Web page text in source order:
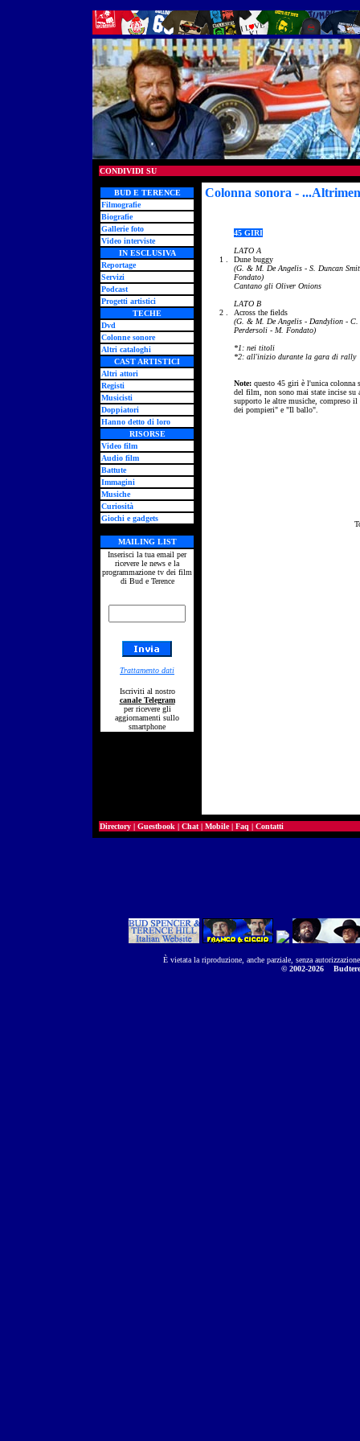
CONDIVIDI SU
BUD E TERENCE
Filmografie
Biografie
Gallerie foto
Video interviste
IN ESCLUSIVA
Reportage
Servizi
Podcast
Progetti artistici
TECHE
Dvd
Colonne sonore
Altri cataloghi
CAST ARTISTICI
Altri attori
Registi
Musicisti
Doppiatori
Hanno detto di loro
RISORSE
Video film
Audio film
Battute
Immagini
Musiche
Curiosità
Giochi e gadgets
MAILING LIST
Inserisci la tua email per
ricevere le news e la
programmazione tv dei film
di Bud e Terence
Trattamento dati
Iscriviti al nostro
canale Telegram
per ricevere gli
aggiornamenti sullo
smartphone
Colonna sonora -
1 .
2 .
45 GIRI
LATO A
Dune buggy
(G. & M. De Angelis - S. Duncan
Fondato)
Cantano gli Oliver Onions
LATO B
Across the fields
(G. & M. De Angelis - Dandylion - C.
Perdersoli - M. Fondato)
*1: nei titoli
*2: all'inizio durante la gara di rally
Note: questo 45 giri è l'unica colonna
del film, non sono mai state incise su
supporto le altre musiche, compreso
dei pompieri" e "Il ballo".
Directory | Guestbook | Chat | Mobile| Faq | Contatti
È vietata la riproduzione, anche parziale, senza
© 2002-2026